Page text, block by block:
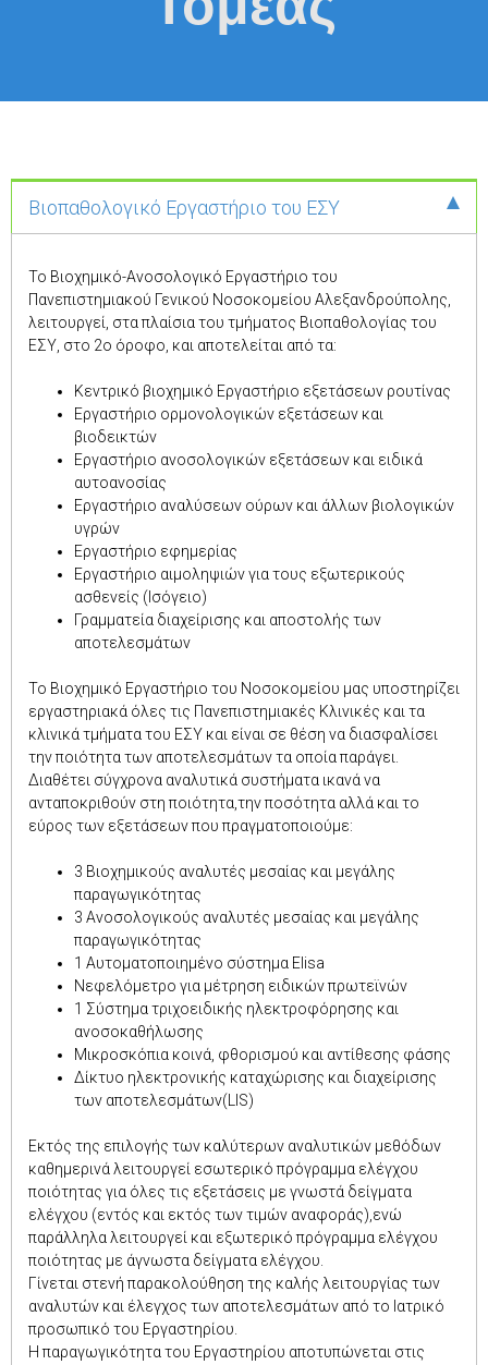
Βιοπαθολογικό Εργαστήριο του ΕΣΥ
Το Βιοχημικό-Ανοσολογικό Εργαστήριο του
Πανεπιστημιακού Γενικού Νοσοκομείου Αλεξανδρούπολης,
λειτουργεί, στα πλαίσια του τμήματος Βιοπαθολογίας του
ΕΣΥ, στο 2ο όροφο, και αποτελείται από τα:
Κεντρικό βιοχημικό Εργαστήριο εξετάσεων ρουτίνας
Εργαστήριο ορμονολογικών εξετάσεων και
βιοδεικτών
Εργαστήριο ανοσολογικών εξετάσεων και ειδικά
αυτοανοσίας
Εργαστήριο αναλύσεων ούρων και άλλων βιολογικών
υγρών
Εργαστήριο εφημερίας
Εργαστήριο αιμοληψιών για τους εξωτερικούς
ασθενείς (Ισόγειο)
Γραμματεία διαχείρισης και αποστολής των
αποτελεσμάτων
Το Βιοχημικό Εργαστήριο του Νοσοκομείου μας υποστηρίζει
εργαστηριακά όλες τις Πανεπιστημιακές Κλινικές και τα
κλινικά τμήματα του ΕΣΥ και είναι σε θέση να διασφαλίσει
την ποιότητα των αποτελεσμάτων τα οποία παράγει.
Διαθέτει σύγχρονα αναλυτικά συστήματα ικανά να
ανταποκριθούν στη ποιότητα,την ποσότητα αλλά και το
εύρος των εξετάσεων που πραγματοποιούμε:
3 Βιοχημικούς αναλυτές μεσαίας και μεγάλης
παραγωγικότητας
3 Ανοσολογικούς αναλυτές μεσαίας και μεγάλης
παραγωγικότητας
1 Αυτοματοποιημένο σύστημα Elisa
Νεφελόμετρο για μέτρηση ειδικών πρωτεϊνών
1 Σύστημα τριχοειδικής ηλεκτροφόρησης και
ανοσοκαθήλωσης
Μικροσκόπια κοινά, φθορισμού και αντίθεσης φάσης
Δίκτυο ηλεκτρονικής καταχώρισης και διαχείρισης
των αποτελεσμάτων(LIS)
Εκτός της επιλογής των καλύτερων αναλυτικών μεθόδων
καθημερινά λειτουργεί εσωτερικό πρόγραμμα ελέγχου
ποιότητας για όλες τις εξετάσεις με γνωστά δείγματα
ελέγχου (εντός και εκτός των τιμών αναφοράς),ενώ
παράλληλα λειτουργεί και εξωτερικό πρόγραμμα ελέγχου
ποιότητας με άγνωστα δείγματα ελέγχου.
Γίνεται στενή παρακολούθηση της καλής λειτουργίας των
αναλυτών και έλεγχος των αποτελεσμάτων από το Ιατρικό
προσωπικό του Εργαστηρίου.
Η παραγωγικότητα του Εργαστηρίου αποτυπώνεται στις